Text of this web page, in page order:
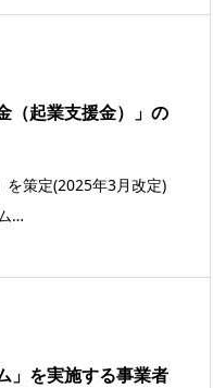
（起業支援金）」の
策定(2025年3月改定)
…
」を実施する事業者